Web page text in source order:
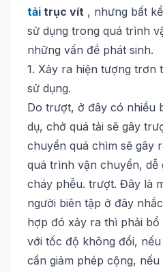
tải trục vít , nhưng bất
sử dụng trong quá trình
những vấn đề phát sinh.
1. Xảy ra hiện tượng
sử dụng.
Do trượt, ở đây có nhiều
dụ, chở quá tải sẽ gây
chuyển quá chìm sẽ gây
quá trình vận chuyển, dễ
cháy phễu. trượt. Đây là
người biên tập ở đây
hợp đó xảy ra thì phải
với tốc độ không đổi,
cần giảm phép cộng,